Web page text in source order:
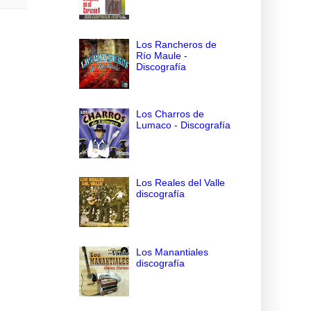
Los Rancheros de
Río Maule -
Discografía
Los Charros de
Lumaco - Discografía
Los Reales del Valle
discografía
Los Manantiales
discografía